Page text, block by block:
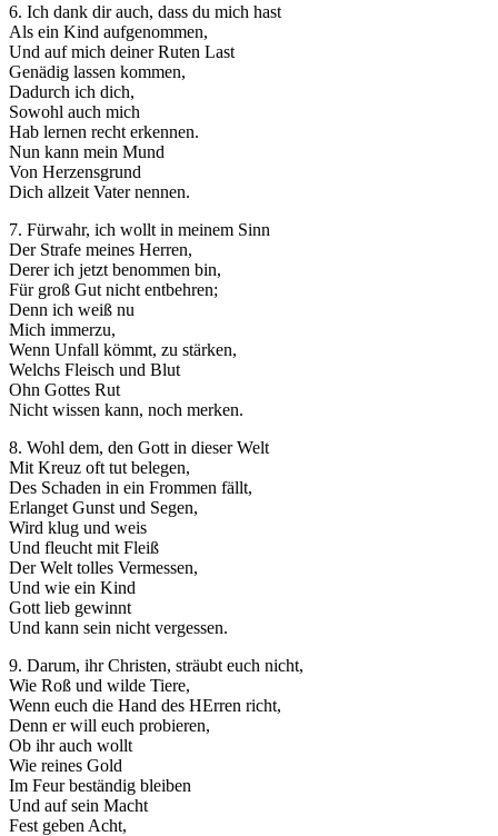
6. Ich dank dir auch, dass du mich hast
Als ein Kind aufgenommen,
Und auf mich deiner Ruten Last
Genädig lassen kommen,
Dadurch ich dich,
Sowohl auch mich
Hab lernen recht erkennen.
Nun kann mein Mund
Von Herzensgrund
Dich allzeit Vater nennen.
7. Fürwahr, ich wollt in meinem Sinn
Der Strafe meines Herren,
Derer ich jetzt benommen bin,
Für groß Gut nicht entbehren;
Denn ich weiß nu
Mich immerzu,
Wenn Unfall kömmt, zu stärken,
Welchs Fleisch und Blut
Ohn Gottes Rut
Nicht wissen kann, noch merken.
8. Wohl dem, den Gott in dieser Welt
Mit Kreuz oft tut belegen,
Des Schaden in ein Frommen fällt,
Erlanget Gunst und Segen,
Wird klug und weis
Und fleucht mit Fleiß
Der Welt tolles Vermessen,
Und wie ein Kind
Gott lieb gewinnt
Und kann sein nicht vergessen.
9. Darum, ihr Christen, sträubt euch nicht,
Wie Roß und wilde Tiere,
Wenn euch die Hand des HErren richt,
Denn er will euch probieren,
Ob ihr auch wollt
Wie reines Gold
Im Feur beständig bleiben
Und auf sein Macht
Fest geben Acht,